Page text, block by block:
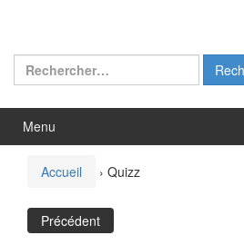
Rechercher :
Menu
Accueil › Quizz
Précédent